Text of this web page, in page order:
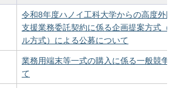
令和8年度ハノイ工科大学からの高度外
支援業務委託契約に係る企画提案方式（
ル方式）による公募について
業務用端末等一式の購入に係る一般競争
て